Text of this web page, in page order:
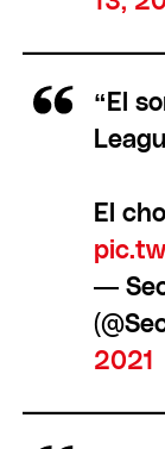
“El
El
—
2021